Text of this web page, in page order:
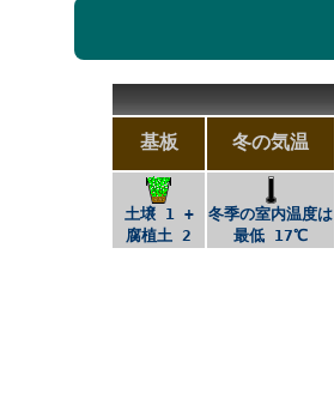
基板 冬の気温
土壌 1 +
腐植土 2
冬季の室内温度は
最低 17℃